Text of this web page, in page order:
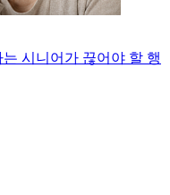
시니어가 끊어야 할 행